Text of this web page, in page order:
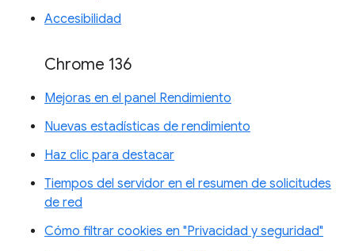
Accesibilidad
Chrome 136
Mejoras en el panel Rendimiento
Nuevas estadísticas de rendimiento
Haz clic para destacar
Tiempos del servidor en el resumen de solicitudes
de red
Cómo filtrar cookies en "Privacidad y seguridad"